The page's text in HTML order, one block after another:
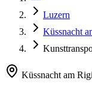
Luzern
Küssnacht
Küssnacht am